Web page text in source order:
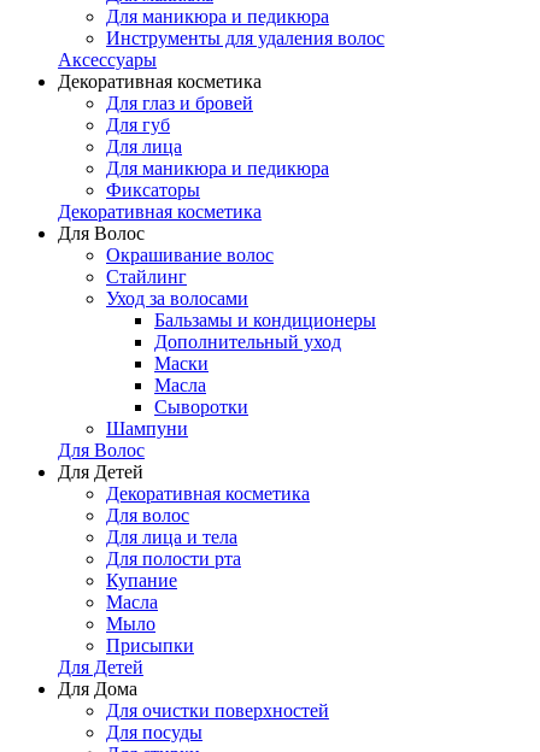
Для маникюра и педикюра
Инструменты для удаления волос
Аксессуары
Декоративная косметика
Для глаз и бровей
Для губ
Для лица
Для маникюра и педикюра
Фиксаторы
Декоративная косметика
Для Волос
Окрашивание волос
Стайлинг
Уход за волосами
Бальзамы и кондиционеры
Дополнительный уход
Маски
Масла
Сыворотки
Шампуни
Для Волос
Для Детей
Декоративная косметика
Для волос
Для лица и тела
Для полости рта
Купание
Масла
Мыло
Присыпки
Для Детей
Для Дома
Для очистки поверхностей
Для посуды